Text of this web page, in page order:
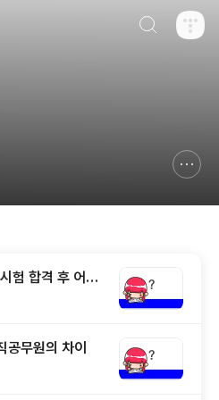
험 합격 후 어디
공무원의 차이